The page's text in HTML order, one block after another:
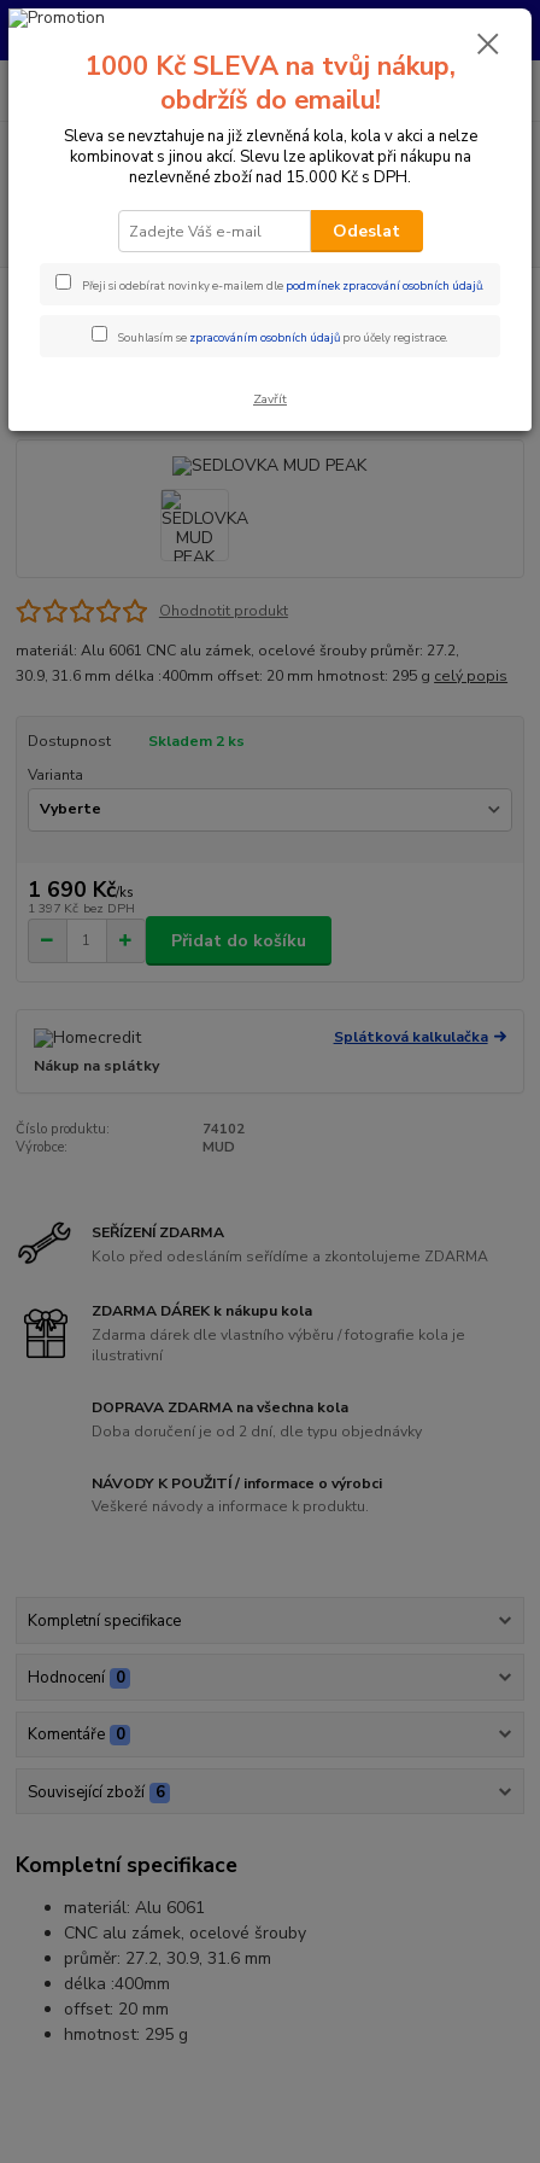
Pro nachystání kola / doplňků na prodejně si prosím zavolejte dopředu.
Menu
CZK
PO-PÁ 10:00-17:00 | SO: 9:00-12:00
Komponenty na kolo Sedlovky
Klasické sedlovky
Ohodnotit produkt
materiál: Alu 6061 CNC alu zámek, ocelové šrouby průměr: 27.2,
30.9, 31.6 mm délka :400mm offset: 20 mm hmotnost: 295 g celý popis
Dostupnost
Skladem 2 ks
Varianta
1 690 Kč/ks
1 397 Kč bez DPH
Přidat do košíku
Splátková kalkulačka
Nákup na splátky
Číslo produktu:
74102
Výrobce:
MUD
SEŘÍZENÍ ZDARMA
Kolo před odesláním seřídíme a zkontolujeme ZDARMA
ZDARMA DÁREK k nákupu kola
Zdarma dárek dle vlastního výběru / fotografie kola je
ilustrativní
DOPRAVA ZDARMA na všechna kola
Doba doručení je od 2 dní, dle typu objednávky
NÁVODY K POUŽITÍ / informace o výrobci
Veškeré návody a informace k produktu.
Kompletní specifikace
Hodnocení 0
Komentáře 0
Související zboží 6
Kompletní specifikace
materiál: Alu 6061
CNC alu zámek, ocelové šrouby
průměr: 27.2, 30.9, 31.6 mm
délka :400mm
offset: 20 mm
hmotnost: 295 g
1000 Kč SLEVA na tvůj nákup,
obdržíš do emailu!
Sleva se nevztahuje na již zlevněná kola, kola v akci a nelze
kombinovat s jinou akcí. Slevu lze aplikovat při nákupu na
nezlevněné zboží nad 15.000 Kč s DPH.
Odeslat
Přeji si odebírat novinky e-mailem dle podmínek zpracování osobních údajů.
Souhlasím se zpracováním osobních údajů pro účely registrace.
Zavřít